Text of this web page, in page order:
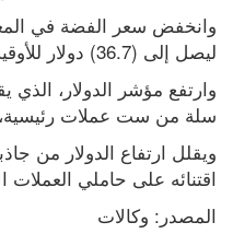
ليصل إلى (36.7) دولار للأوقية.
سلة من ست عملات رئيسية، بنسبة 0.03%
اقتنائه على حاملي العملات
المصدر: وكالات